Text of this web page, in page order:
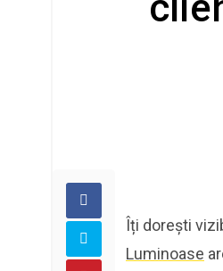
Îți dorești
Luminoase